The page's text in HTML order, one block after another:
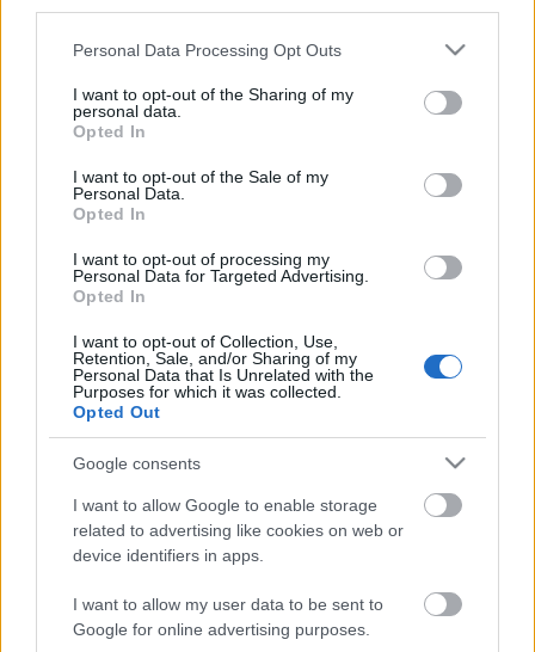
Please note that this website/app uses one or more Google
not limited to your visit or usage behaviour. You may click to
grant or deny consent to Google and its third-party tags to
use your data for below specified purposes in below Google
consent section.
Personal Data Processing Opt Outs
I want to opt-out of the Sharing of my
personal data.
Opted In
I want to opt-out of the Sale of my
Personal Data.
Opted In
I want to opt-out of processing my
Personal Data for Targeted Advertising.
Opted In
I want to opt-out of Collection, Use,
Retention, Sale, and/or Sharing of my
Personal Data that Is Unrelated with the
Purposes for which it was collected.
Opted Out
Google consents
I want to allow Google to enable storage
related to advertising like cookies on web or
device identifiers in apps.
I want to allow my user data to be sent to
Google for online advertising purposes.
Április 18-án az Orosz Kulturális Központban
tematikus beszélgetést szerveznek a XX. Nemzetközi
Könyvfesztiválra érkező Jevgenyij Popov íróval.
Jevgenyij Popov Szibériában született, 1964-ben,
művei is nagyrészt a Popov számára ismerős
Krasznojarszki régióban, Szibériában,…
Saljapin és Rahmanyinov
emlékkoncert és kiállítás az OKK-ban
szlavtextus•2013. április 07.
Április 11-én, 18 órakor komolyzenei koncerttel
nyílik meg az Orosz Kulturális Központban a Fjodor
Saljapin operaénekes és Szergej Rahmanyinov
zeneszerző születésének 140. évfordulója
alkalmából rendezett kiállítás. A koncerten magyar
zenészek és orosz vendégművészek is…
День театра!